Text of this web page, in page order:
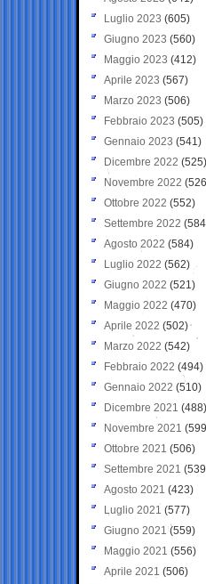
Luglio 2023 (605)
Giugno 2023 (560)
Maggio 2023 (412)
Aprile 2023 (567)
Marzo 2023 (506)
Febbraio 2023 (505)
Gennaio 2023 (541)
Dicembre 2022 (525)
Novembre 2022
Ottobre 2022 (552)
Settembre 2022
Agosto 2022 (584)
Luglio 2022 (562)
Giugno 2022 (521)
Maggio 2022 (470)
Aprile 2022 (502)
Marzo 2022 (542)
Febbraio 2022 (494)
Gennaio 2022 (510)
Dicembre 2021 (488)
Novembre 2021
Ottobre 2021 (506)
Settembre 2021
Agosto 2021 (423)
Luglio 2021 (577)
Giugno 2021(559)
Maggio 2021 (556)
Aprile 2021 (506)